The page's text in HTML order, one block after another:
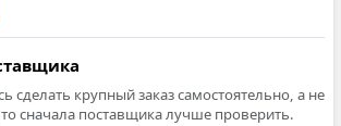
сделать крупный заказ самостоятельно, а не
сначала поставщика лучше проверить.